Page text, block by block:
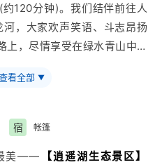
紧张，因此我社会根据火车票
减少景点。请多多理解！（如
宿，如车次是隔天，当晚住
音）带回家。赠送【尚水美食
食，体验舌尖上的桂林.
120分钟)。我们结伴前往人
，大家欢声笑语、斗志昂扬
上，尽情享受在绿水青山中越
（含船票，游览时间约1.5小
点，相映成趣。兴坪，桂林
胜、雾绕青螺，这里有两个
——渔村，这里有被印制在
图案上的兴坪大河背秀丽风
看全部 ▼
宿 帐篷
美——
【逍遥湖生态景区】